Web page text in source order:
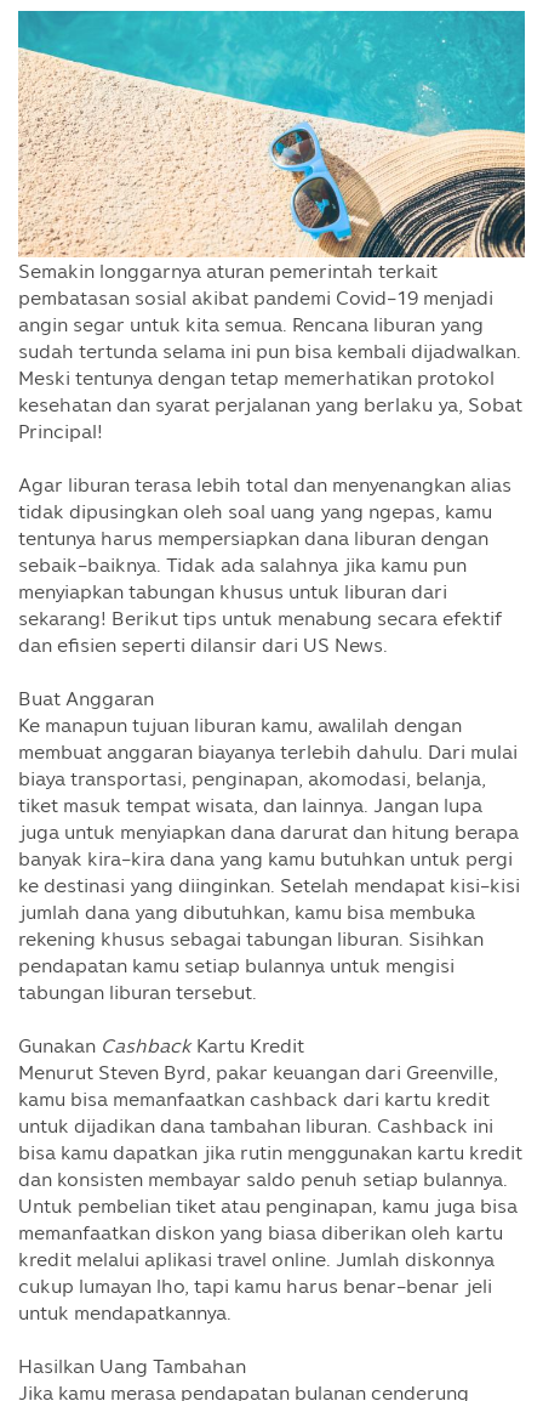
Semakin longgarnya aturan pemerintah terkait
pembatasan sosial akibat pandemi Covid-19 menjadi
angin segar untuk kita semua. Rencana liburan yang
sudah tertunda selama ini pun bisa kembali dijadwalkan.
Meski tentunya dengan tetap memerhatikan protokol
kesehatan dan syarat perjalanan yang berlaku ya, Sobat
Principal!
Agar liburan terasa lebih total dan menyenangkan alias
tidak dipusingkan oleh soal uang yang ngepas, kamu
tentunya harus mempersiapkan dana liburan dengan
sebaik-baiknya. Tidak ada salahnya jika kamu pun
menyiapkan tabungan khusus untuk liburan dari
sekarang! Berikut tips untuk menabung secara efektif
dan efisien seperti dilansir dari US News.
Buat Anggaran
Ke manapun tujuan liburan kamu, awalilah dengan
membuat anggaran biayanya terlebih dahulu. Dari mulai
biaya transportasi, penginapan, akomodasi, belanja,
tiket masuk tempat wisata, dan lainnya. Jangan lupa
juga untuk menyiapkan dana darurat dan hitung berapa
banyak kira-kira dana yang kamu butuhkan untuk pergi
ke destinasi yang diinginkan. Setelah mendapat kisi-kisi
jumlah dana yang dibutuhkan, kamu bisa membuka
rekening khusus sebagai tabungan liburan. Sisihkan
pendapatan kamu setiap bulannya untuk mengisi
tabungan liburan tersebut.
Gunakan CashbackKartu Kredit
Menurut Steven Byrd, pakar keuangan dari Greenville,
kamu bisa memanfaatkan cashback dari kartu kredit
untuk dijadikan dana tambahan liburan. Cashback ini
bisa kamu dapatkan jika rutin menggunakan kartu kredit
dan konsisten membayar saldo penuh setiap bulannya.
Untuk pembelian tiket atau penginapan, kamu juga bisa
memanfaatkan diskon yang biasa diberikan oleh kartu
kredit melalui aplikasi travel online. Jumlah diskonnya
cukup lumayan lho, tapi kamu harus benar-benar jeli
untuk mendapatkannya.
Hasilkan Uang Tambahan
Jika kamu merasa pendapatan bulanan cenderung